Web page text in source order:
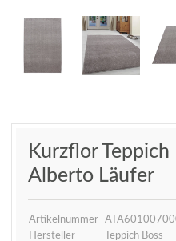
Kurzflor Teppich
Alberto Läufer
Artikelnummer
Hersteller
Teppich Boss